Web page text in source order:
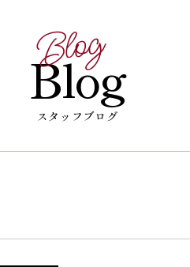
Blog
Blog
スタッフブログ